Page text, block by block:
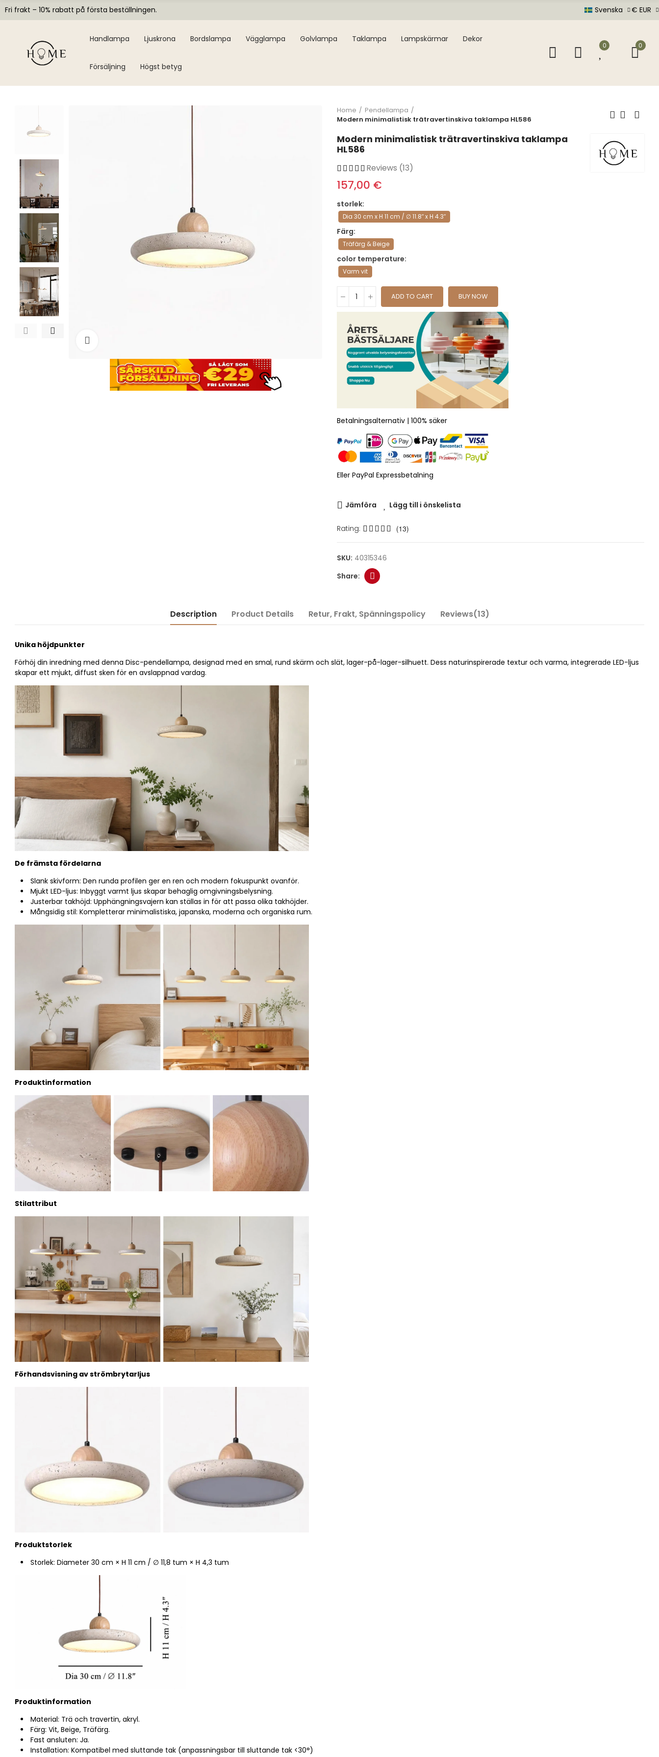
Fri frakt – 10% rabatt på första beställningen. Svenska € EUR
Handlampa Ljuskrona Bordslampa Vägglampa Golvlampa Taklampa Lampskärmar Dekor
Försäljning Högst betyg
0 0
Home
Pendellampa
Modern minimalistisk trätravertinskiva taklampa HL586
Modern minimalistisk trätravertinskiva taklampa
HL586
Reviews (13)
157,00 €
storlek
Dia 30 cm x H 11 cm / ∅ 11.8″ x H 4.3″
Färg
Träfärg & Beige
color temperature
Varm vit
ADD TO CART BUY NOW
Betalningsalternativ | 100% säker
Eller PayPal Expressbetalning
Jämföra Lägg till i önskelista
Rating: (13)
SKU: 40315346
Description Product Details Retur, Frakt, Spänningspolicy Reviews(13)
Unika höjdpunkter
Förhöj din inredning med denna Disc-pendellampa, designad med en smal, rund skärm och slät, lager-på-lager-silhuett. Dess naturinspirerade textur och varma, integrerade LED-ljus
skapar ett mjukt, diffust sken för en avslappnad vardag.
De främsta fördelarna
Slank skivform: Den runda profilen ger en ren och modern fokuspunkt ovanför.
Mjukt LED-ljus: Inbyggt varmt ljus skapar behaglig omgivningsbelysning.
Justerbar takhöjd: Upphängningsvajern kan ställas in för att passa olika takhöjder.
Mångsidig stil: Kompletterar minimalistiska, japanska, moderna och organiska rum.
Produktinformation
Stilattribut
Förhandsvisning av strömbrytarljus
Produktstorlek
Storlek: Diameter 30 cm × H 11 cm / ∅ 11,8 tum × H 4,3 tum
Produktinformation
Material: Trä och travertin, akryl.
Färg: Vit, Beige, Träfärg.
Fast ansluten: Ja.
Installation: Kompatibel med sluttande tak (anpassningsbar till sluttande tak <30°)